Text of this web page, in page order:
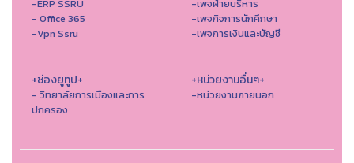
-ERP SSRU
- Office 365
-Vpn Ssru
-เพจฝ่ายบริหาร
-เพจกิจการนักศึกษา
-เพจการเงินและบัญชี
+ช่องยูทูป+
- วิทยาลัยการเมืองและการ
ปกครอง
+หน่วยงานอื่นๆ+
-หน่วยงานภายนอก